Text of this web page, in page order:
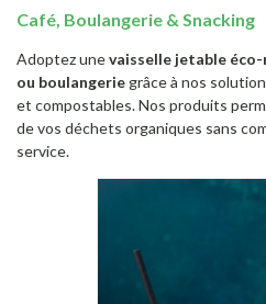
Café, Boulangerie & Snacking
Adoptez unevaisselle jetable
ou boulangerie grâce à nos
et compostables. Nos produits
de vos déchets organiques sans
service.